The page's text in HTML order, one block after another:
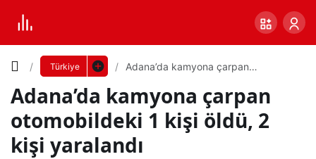
Türkiye
Adana’da kamyona çarpan
yaralandı
Adana’da kamyona çarpan
otomobildeki 1 kişi öldü, 2
kişi yaralandı
Ada
Yazı
Boyutunu
Ayarla